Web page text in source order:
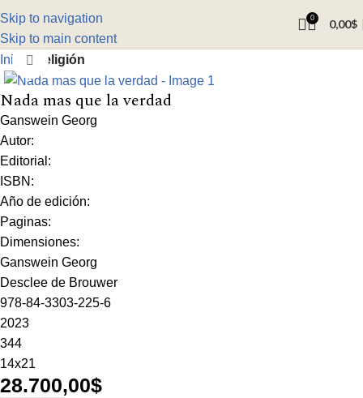
Skip to navigation
Skip to main content
0 0,00$
Inicio Religión
Click to enlarge
Nada mas que la verdad
Ganswein Georg
Autor:
Editorial:
ISBN:
Año de edición:
Paginas:
Dimensiones:
Ganswein Georg
Desclee de Brouwer
978-84-3303-225-6
2023
344
14x21
28.700,00$